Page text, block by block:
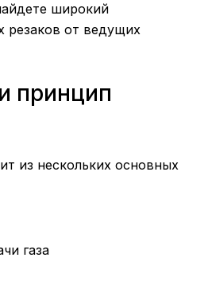
широкий
резаков от ведущих
принцип
из нескольких основных
газа